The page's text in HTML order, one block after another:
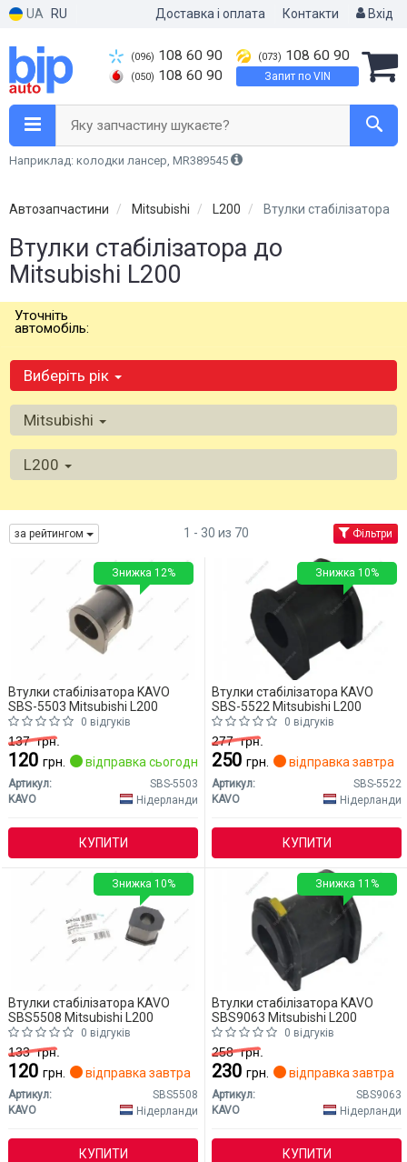
UA RU Доставка і оплата Контакти Вхід
(096) 108 60 90
(050) 108 60 90
(073) 108 60 90
Запит по VIN
Яку запчастину шукаєте?
Наприклад: колодки лансер, MR389545
Автозапчастини Mitsubishi L200 Втулки стабілізатора
Втулки стабілізатора до
Mitsubishi L200
Уточніть
автомобіль:
Виберіть рік
Mitsubishi
L200
за рейтингом 1 - 30 из 70 Фільтри
Втулки стабілізатора KAVO
SBS-5503 Mitsubishi L200
0 відгуків
137грн.
120 грн. відправка сьогодні
Артикул:
SBS-5503
KAVO
Нідерланди
КУПИТИ
Знижка 12%
Втулки стабілізатора KAVO
SBS-5522 Mitsubishi L200
0 відгуків
277грн.
250 грн. відправка завтра
Артикул:
SBS-5522
KAVO
Нідерланди
КУПИТИ
Знижка 10%
Втулки стабілізатора KAVO
SBS5508 Mitsubishi L200
0 відгуків
133грн.
120 грн. відправка завтра
Артикул:
SBS5508
KAVO
Нідерланди
КУПИТИ
Знижка 10%
Втулки стабілізатора KAVO
SBS9063 Mitsubishi L200
0 відгуків
258грн.
230 грн. відправка завтра
Артикул:
SBS9063
KAVO
Нідерланди
КУПИТИ
Знижка 11%